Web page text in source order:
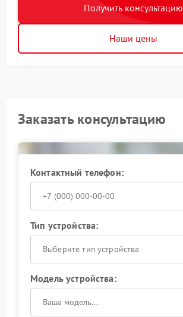
Получить консультацию
Наши цены
Заказать консультацию
Контактный телефон:
Тип устройства:
Выберите тип устройства
Модель устройства: